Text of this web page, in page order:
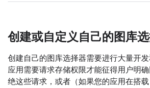
创建或自定义自己的图库
创建自己的图库选择器需要进行大量开
应用需要请求存储权限才能征得用户明
绝这些请求，或者（如果您的应用在搭